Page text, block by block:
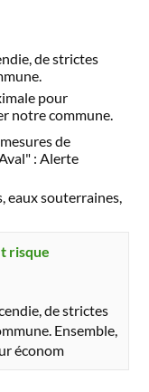
de strictes
pour
notre commune.
de
: Alerte
eaux souterraines,
risque
de strictes
Ensemble,
économ